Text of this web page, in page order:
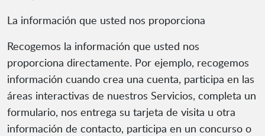
La información que usted nos proporciona
Recogemos la información que usted nos
proporciona directamente. Por ejemplo, recogemos
información cuando crea una cuenta, participa en las
áreas interactivas de nuestros Servicios, completa un
formulario, nos entrega su tarjeta de visita u otra
información de contacto, participa en un concurso o